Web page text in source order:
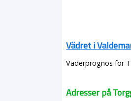
Vädret i
Väderprognos för
Adresser på